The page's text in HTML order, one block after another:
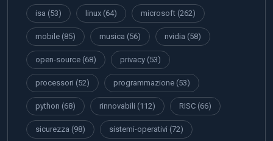
isa (53) linux (64) microsoft (262)
mobile (85) musica (56) nvidia (58)
open-source (68) privacy (53)
processori (52) programmazione (53)
python (68) rinnovabili (112) RISC (66)
sicurezza (98) sistemi-operativi (72)